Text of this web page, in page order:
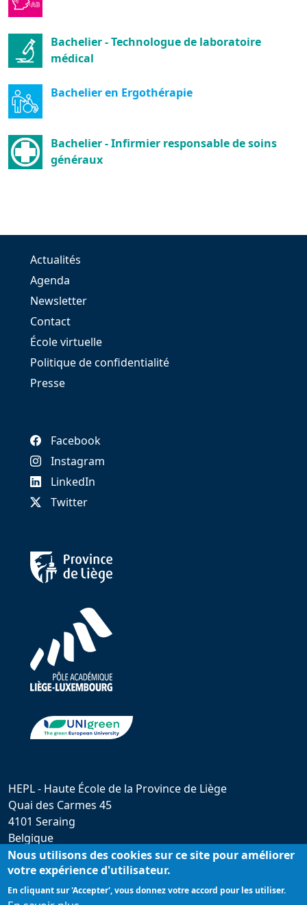
Bachelier - Technologue de laboratoire
médical
Bachelier en Ergothérapie
Bachelier - Infirmier responsable de soins
généraux
Actualités
Agenda
Newsletter
Contact
École virtuelle
Politique de confidentialité
Presse
Facebook
Instagram
LinkedIn
Twitter
HEPL - Haute École de la Province de Liège
Quai des Carmes 45
4101 Seraing
Belgique
hepl@provincedeliege.be
+32 (0)4 279 55 20
Nous utilisons des cookies sur ce site pour améliorer
votre expérience d'utilisateur.
En cliquant sur 'Accepter', vous donnez votre accord pour les utiliser.